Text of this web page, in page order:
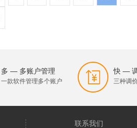
多 — 多账户管理
一款软件管理多个账户
快 —
三种调
联系我们